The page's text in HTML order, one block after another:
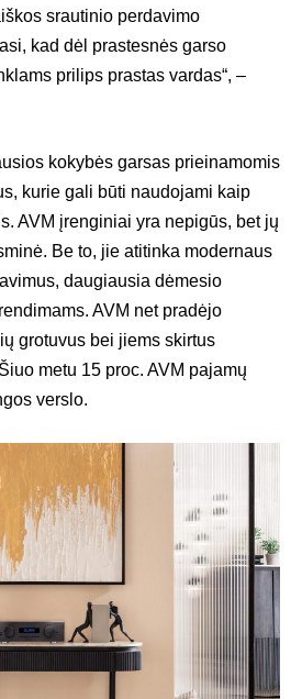
srautinio perdavimo
kad dėl prastesnės garso
prilips prastas vardas“, –
kokybės garsas prieinamomis
kurie gali būti naudojami kaip
AVM įrenginiai yra nepigūs, bet jų
Be to, jie atitinka modernaus
daugiausia dėmesio
AVM net pradėjo
grotuvus bei jiems skirtus
metu 15 proc. AVM pajamų
verslo.